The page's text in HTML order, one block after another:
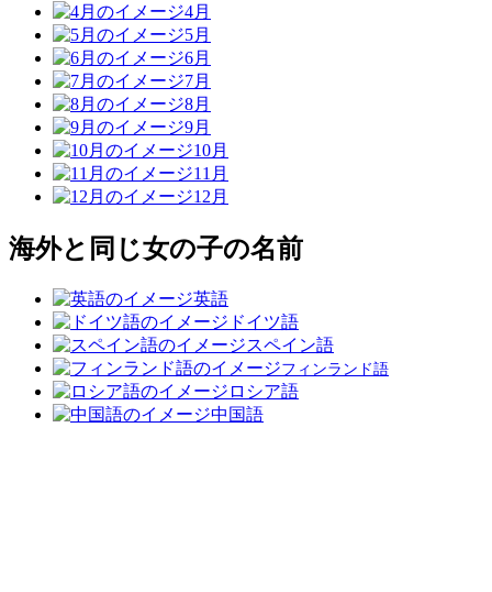
4月
5月
6月
7月
8月
9月
10月
11月
12月
海外と同じ女の子の名前
英語
ドイツ語
スペイン語
フィンランド語
ロシア語
中国語